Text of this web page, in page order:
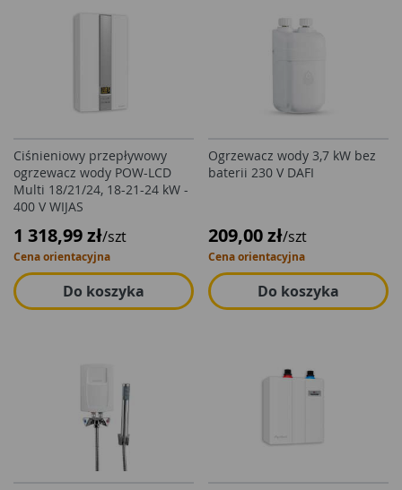
Ciśnieniowy przepływowy
ogrzewacz wody POW-LCD
Multi 18/21/24, 18-21-24 kW -
400 V WIJAS
1 318,99 zł/szt
Cena orientacyjna
Do koszyka
Ogrzewacz wody 3,7 kW bez
baterii 230 V DAFI
209,00 zł/szt
Cena orientacyjna
Do koszyka